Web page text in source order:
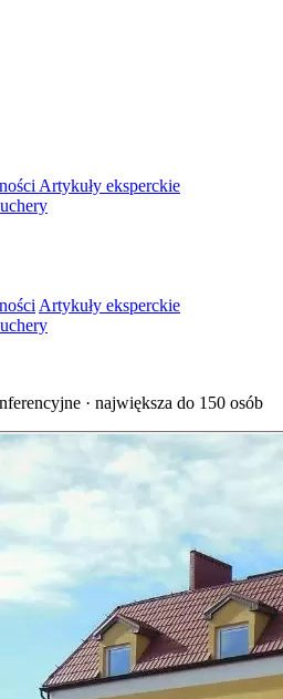
Artykuły eksperckie
Artykuły eksperckie
· największa do 150 osób